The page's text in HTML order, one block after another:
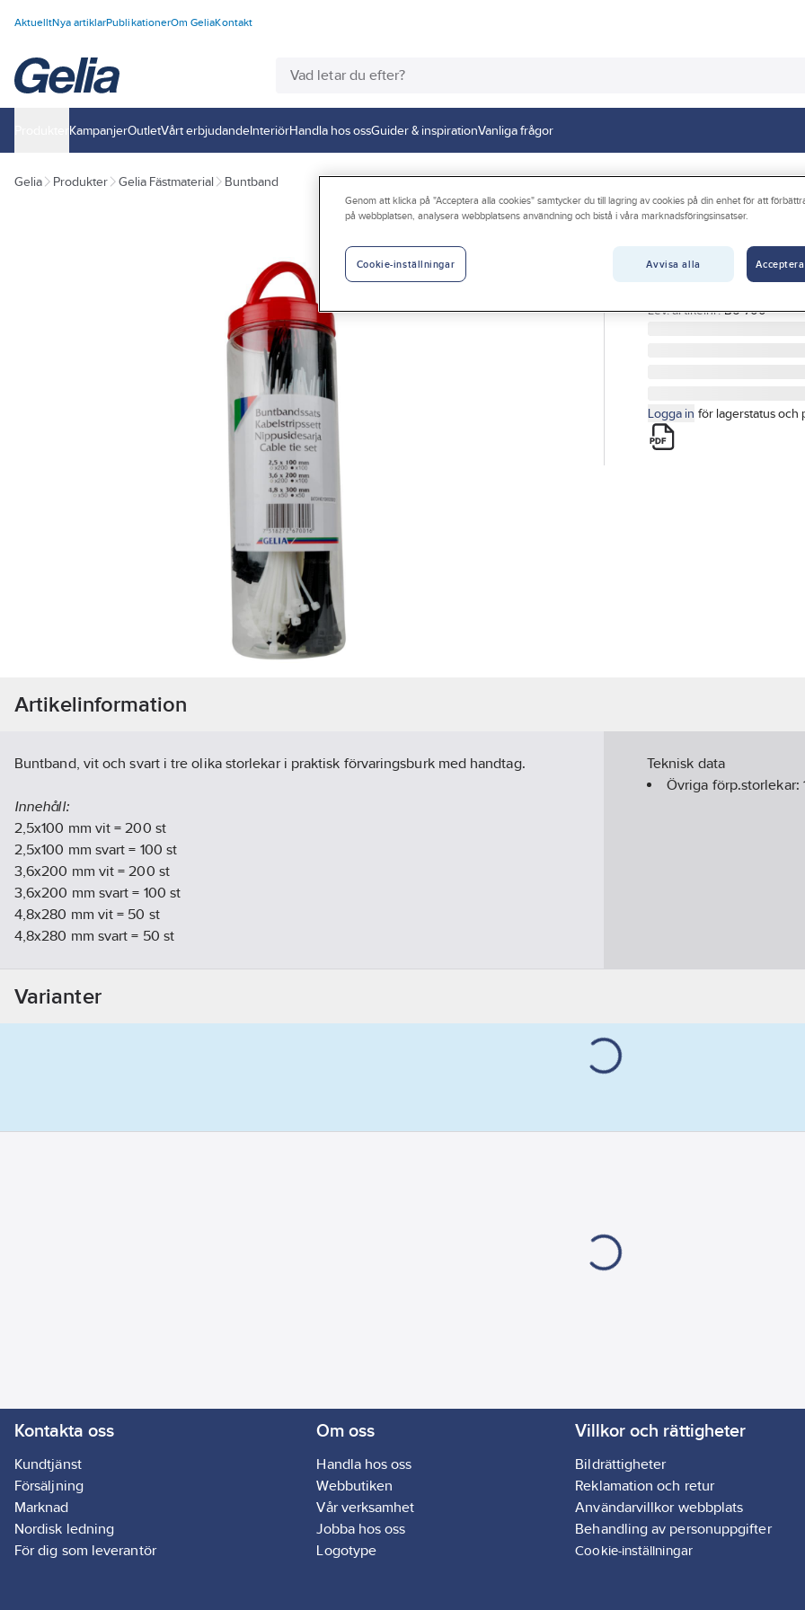
AktuelltNya artiklarPublikationerOm GeliaKontakt
KampanjerOutletVårt erbjudandeInteriörHandla hos ossGuider & inspirationVanliga frågor
Gelia Produkter Gelia Fästmaterial Buntband
BUNTBAND MIX
Lev. artikelnr: B6-700
Logga in för lagerstatus och
Artikelinformation
Buntband, vit och svart i tre olika storlekar i praktisk förvaringsburk med handtag.
Innehåll:
2,5x100 mm vit = 200 st
2,5x100 mm svart = 100 st
3,6x200 mm vit = 200 st
3,6x200 mm svart = 100 st
4,8x280 mm vit = 50 st
4,8x280 mm svart = 50 st
Ean artikelnr:
Materialklass GG65
Teknisk data
Övriga förp.storlekar:
Varianter
Kontakta oss
Kundtjänst
Försäljning
Marknad
Nordisk ledning
För dig som leverantör
Om oss
Handla hos oss
Webbutiken
Vår verksamhet
Jobba hos oss
Logotype
Villkor och rättigheter
Bildrättigheter
Reklamation och retur
Användarvillkor webbplats
Behandling av personuppgifter
Cookie-inställningar
Genom att klicka på "Acceptera alla cookies" samtycker du till lagring av cookies på din enhet för att
på webbplatsen, analysera webbplatsens användning och bistå i våra marknadsföringsinsatser.
Avvisa alla
Cookie-inställningar